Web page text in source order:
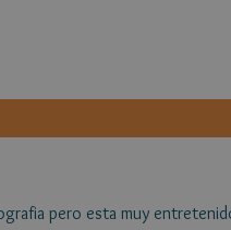
pero esta muy